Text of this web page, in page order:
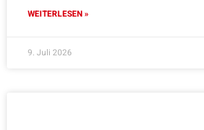
WEITERLESEN »
9. Juli 2026